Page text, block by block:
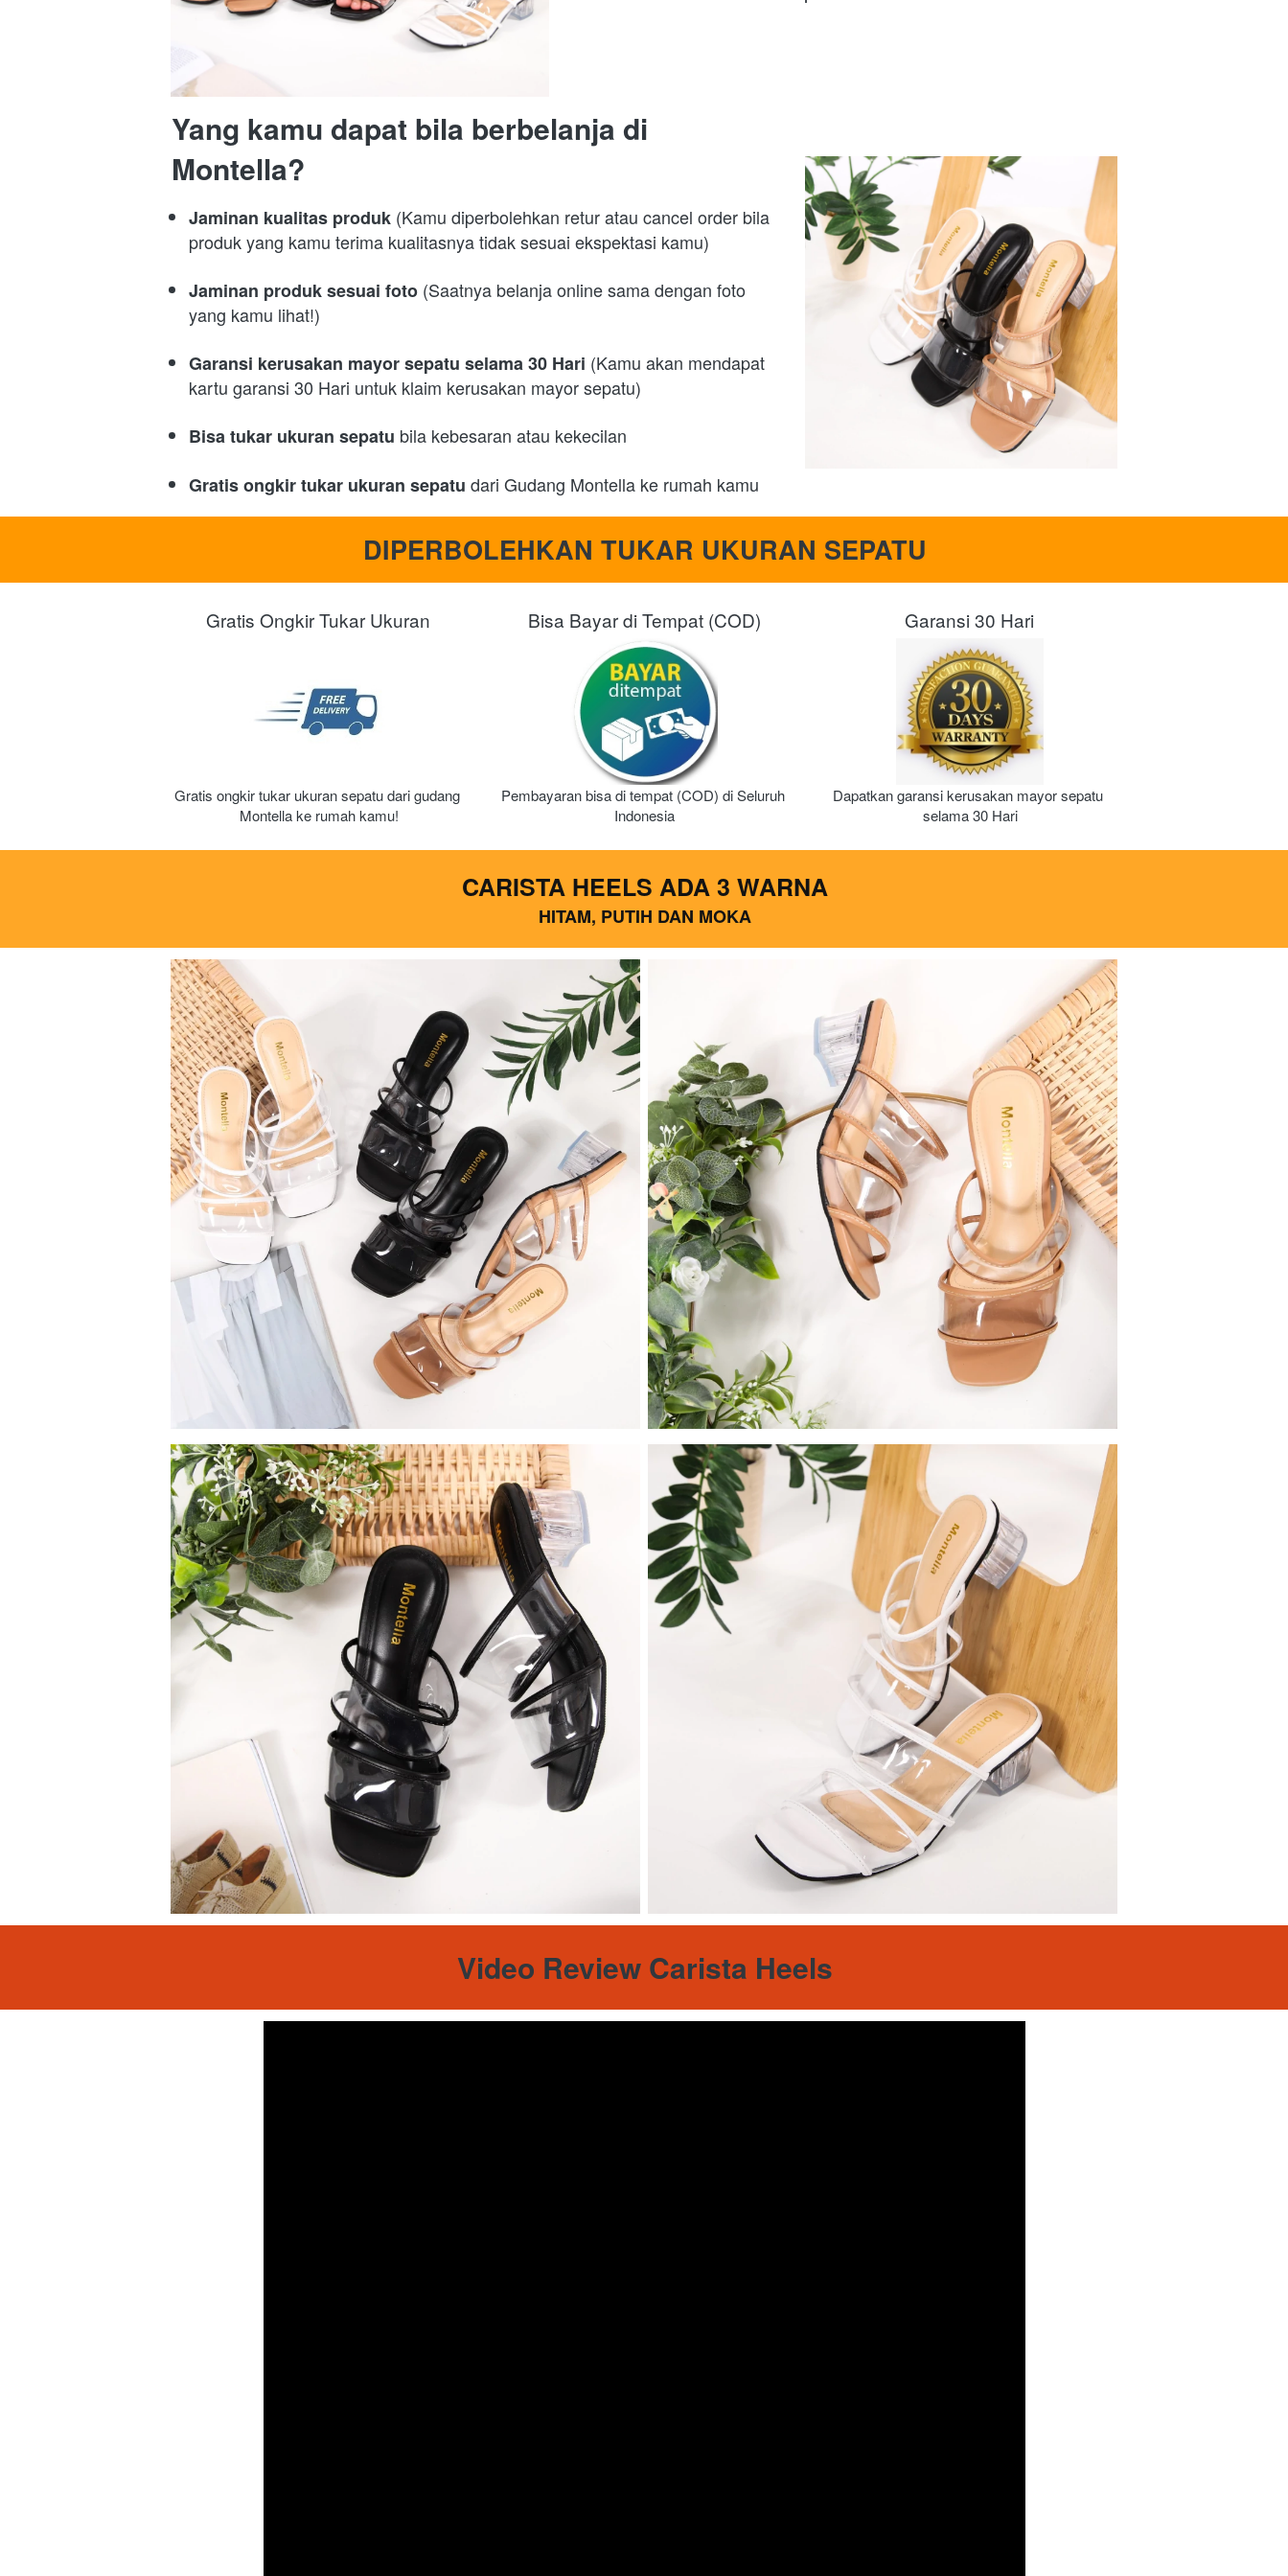
Yang kamu dapat bila berbelanja di
Montella?
Jaminan kualitas produk (Kamu diperbolehkan retur atau cancel order bila
produk yang kamu terima kualitasnya tidak sesuai ekspektasi kamu)
Jaminan produk sesuai foto (Saatnya belanja online sama dengan foto
yang kamu lihat!)
Garansi kerusakan mayor sepatu selama 30 Hari (Kamu akan mendapat
kartu garansi 30 Hari untuk klaim kerusakan mayor sepatu)
Bisa tukar ukuran sepatu bila kebesaran atau kekecilan
Gratis ongkir tukar ukuran sepatu dari Gudang Montella ke rumah kamu
DIPERBOLEHKAN TUKAR UKURAN SEPATU
Gratis Ongkir Tukar Ukuran
Gratis ongkir tukar ukuran sepatu dari gudang
Montella ke rumah kamu!
Bisa Bayar di Tempat (COD)
Pembayaran bisa di tempat (COD) di Seluruh
Indonesia
Garansi 30 Hari
Dapatkan garansi kerusakan mayor sepatu
selama 30 Hari
CARISTA HEELS ADA 3 WARNA
HITAM, PUTIH DAN MOKA
Video Review Carista Heels